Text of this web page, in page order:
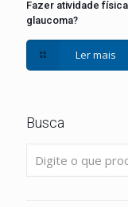
Fazer atividade
glaucoma?
Ler mais
Busca